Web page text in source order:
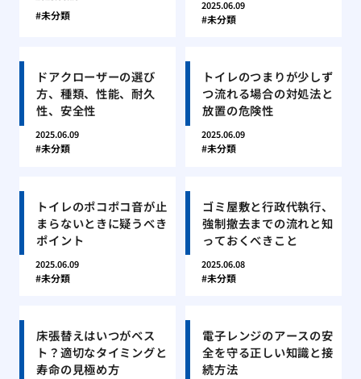
未分類
2025.06.09
未分類
ドアクローザーの選び
方、種類、性能、耐久
性、安全性
2025.06.09
未分類
トイレのつまりが少しず
つ流れる場合の対処法と
放置の危険性
2025.06.09
未分類
トイレのポコポコ音が止
まらないときに疑うべき
ポイント
2025.06.09
未分類
ゴミ屋敷と行政代執行、
強制撤去までの流れと知
っておくべきこと
2025.06.08
未分類
床張替えはいつがベス
ト？適切なタイミングと
寿命の見極め方
電子レンジのアースの安
全を守る正しい知識と接
続方法